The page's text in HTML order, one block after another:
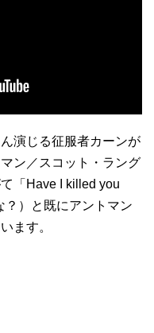
演じる征服者カーンが
ン／スコット・ラング
「Have I killed you
？）と既にアントマン
ます。